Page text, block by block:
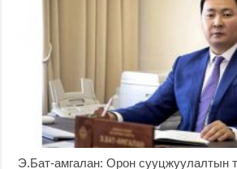
Э.Бат-амгалан: Орон сууцжуулалтын